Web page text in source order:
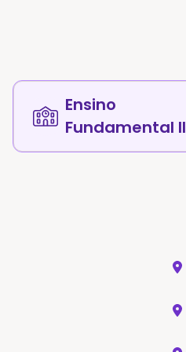
Ensino
Fundamental II